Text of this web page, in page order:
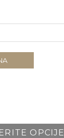
OPCIJE